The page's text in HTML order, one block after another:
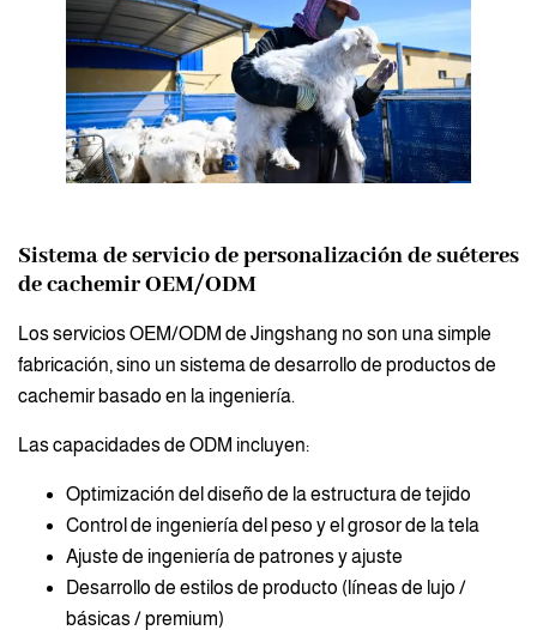
Sistema de servicio de personalización de suéteres
de cachemir OEM/ODM
Los servicios OEM/ODM de Jingshang no son una simple
fabricación, sino un sistema de desarrollo de productos de
cachemir basado en la ingeniería.
Las capacidades de ODM incluyen:
Optimización del diseño de la estructura de tejido
Control de ingeniería del peso y el grosor de la tela
Ajuste de ingeniería de patrones y ajuste
Desarrollo de estilos de producto (líneas de lujo /
básicas / premium)